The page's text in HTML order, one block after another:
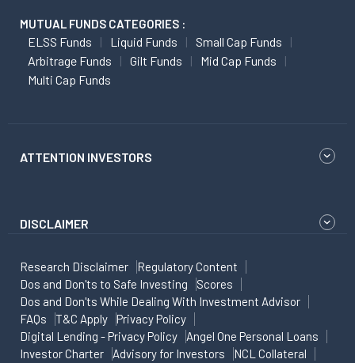
MUTUAL FUNDS CATEGORIES :
ELSS Funds Liquid Funds
Small Cap Funds
Arbitrage Funds
Gilt Funds
Mid Cap Funds
Multi Cap Funds
ATTENTION INVESTORS
DISCLAIMER
Research Disclaimer
Regulatory Content
Dos and Don'ts to Safe Investing
Scores
Dos and Don'ts While Dealing With Investment Advisor
FAQs
T&C Apply
Privacy Policy
Digital Lending - Privacy Policy
Angel One Personal Loans
Investor Charter
Advisory for Investors NCL Collateral